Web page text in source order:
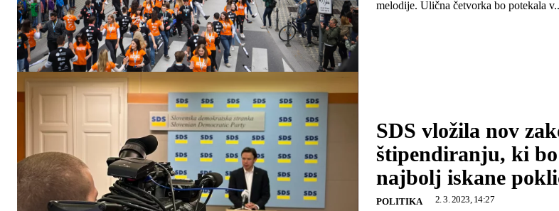
melodije. Ulična četvorka bo potekala
SDS vložila nov
štipendiranju, ki
najbolj iskane
POLITIKA 2. 3. 2023, 14:27